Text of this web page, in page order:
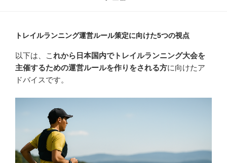
トレイルランニング運営ルール策定に向けた5つの視点
以下は、こ れから日本国内でトレイルランニング大会を
主催するための運営ルールを作りをされる方に向けたア
ドバイスです。